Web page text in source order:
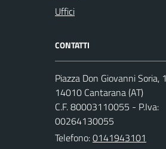
Uffici
CONTATTI
Piazza Don Giovanni Soria, 1
14010 Cantarana (AT)
C.F. 80003110055 - P.Iva:
00264130055
Telefono:0141943101